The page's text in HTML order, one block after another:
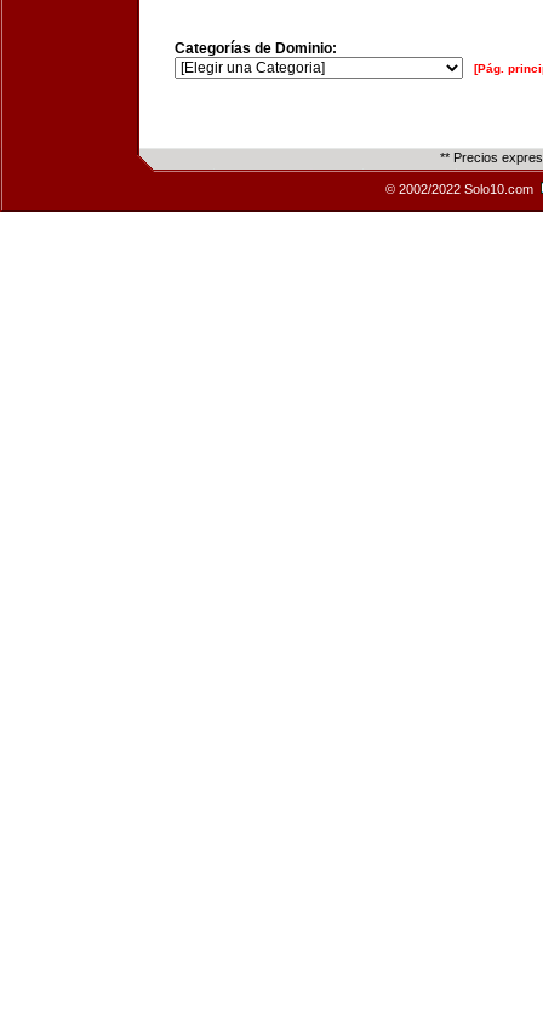
Categorías de Dominio:
[Pág.
** Precios
© 2002/2022 Solo10.com